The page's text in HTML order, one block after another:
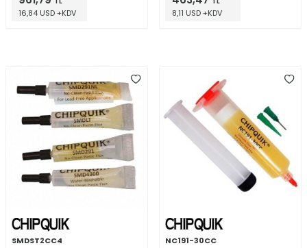
16,84 USD +KDV 8,11 USD +KDV
SMDST2CC4 NC191-30CC